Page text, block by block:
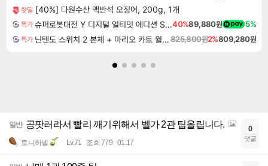
핫딜 [40%] 다원수산 맥반석 오징어, 200g, 1개
특가 슈퍼로봇대전 Y 디지털 얼티밋 에디션 Super Robot Wars Y Digital Ultimate Edition40%89,880원 5%
특가 닌텐도 스위치 2 본체 + 마리오 카트 월드 + 포켓몬스터 레전드 ZA 닌텐도 스위치 2 에디션 번들825,800원2%809,280원
일반 공팟러라서 빨리 깨기위해서 벨가 2관 팁올립니다.
토니하넬 Lv.71 조회 779 01:17
0
댓글